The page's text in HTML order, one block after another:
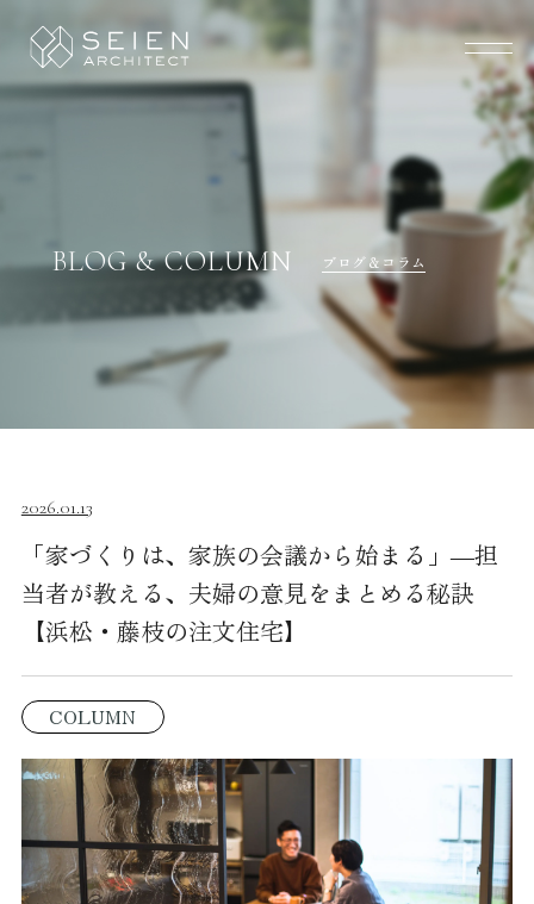
BLOG & COLUMN ブログ＆コラム
2026.01.13
「家づくりは、家族の会議から始まる」―担
当者が教える、夫婦の意見をまとめる秘訣
【浜松・藤枝の注文住宅】
COLUMN